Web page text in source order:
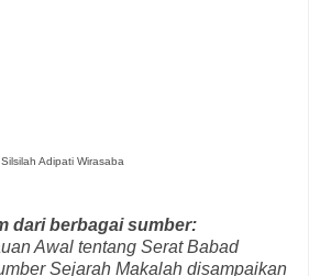
Silsilah Adipati Wirasaba
dari berbagai sumber:
Awal tentang Serat Babad
Sejarah Makalah disampaikan